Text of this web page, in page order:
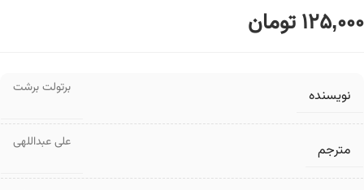
125,000تومان
نویسنده برتولت برشت
مترجم علی عبداللهی